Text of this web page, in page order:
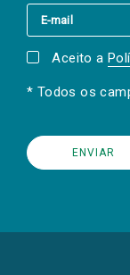
Aceito a
* Todos os